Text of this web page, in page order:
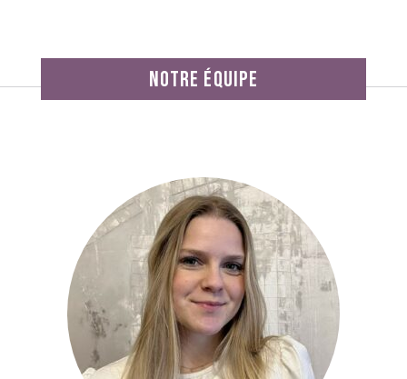
notre équipe